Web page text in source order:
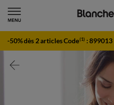
-50% dès 2 articles Code(1) :899013